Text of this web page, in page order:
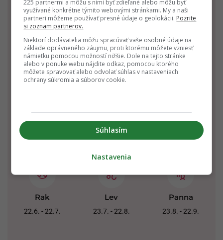
22.12. - 20.1. 21.1. - 19.2. 20.2. - 20.3.
Rak
22.6. - 22.7.
Lev
23.7. - 22.8.
Panna
23.8. - 22.9.
225 partnermi a môžu s nimi byť zdieľané alebo môžu byť
využívané konkrétne týmito webovými stránkami. My a naši
partneri môžeme používať presné údaje o geolokácii. Pozrite
si zoznam partnerov.
Niektorí dodávatelia môžu spracúvať vaše osobné údaje na
základe oprávneného záujmu, proti ktorému môžete vzniesť
námietku pomocou možností nižšie. Dole na tejto stránke
alebo v ponuke webu nájdite odkaz, pomocou ktorého
môžete spravovať alebo odvolať súhlas v nastaveniach
ochrany súkromia a súborov cookie.
Súhlasím
Nastavenia